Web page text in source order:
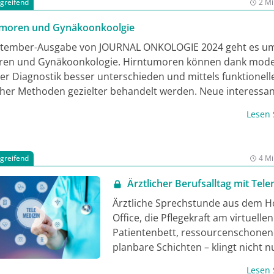
und Gynäkoonkoolgie
Ausgabe von JOURNAL ONKOLOGIE 2024 geht es
und Gynäkoonkologie. Hirntumoren können dank
Diagnostik besser unterschieden und mittels
Methoden gezielter behandelt werden. Neue
Sie sich mit einigen Fortbildungsartikeln weiterbilden
den neuesten Stand.
Lesen
4
Ärztlicher Berufsalltag mit
Ärztliche Sprechstunde aus dem
Office, die Pflegekraft am virtuellen
Patientenbett,
planbare Schichten – klingt nicht
Lesen